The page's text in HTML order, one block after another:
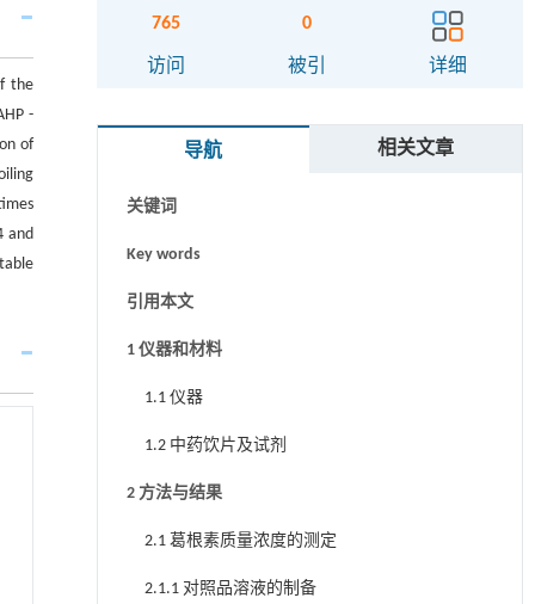
the
-
of
and
765
访问
0
被引 详细
导航 相关文章
摘要
Graphical abstract
关键词
Key words
引用本文
1 仪器和材料
1.1 仪器
1.2 中药饮片及试剂
2 方法与结果
2.1 葛根素质量浓度的测定
2.1.1 对照品溶液的制备